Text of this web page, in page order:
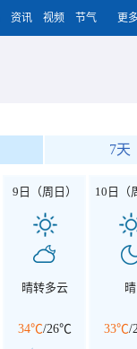
资讯 视频 节气 更
7天
9日（周日）
晴转多云
34℃/26℃
10日（
晴
33℃/